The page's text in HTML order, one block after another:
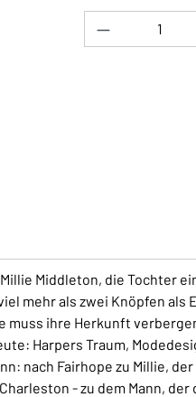
Produkt
Millie Middleton, die Tochter
mehr als zwei Knöpfen als
muss ihre Herkunft
Harpers Traum,
nach Fairhope zu Millie,
- zu dem Mann,